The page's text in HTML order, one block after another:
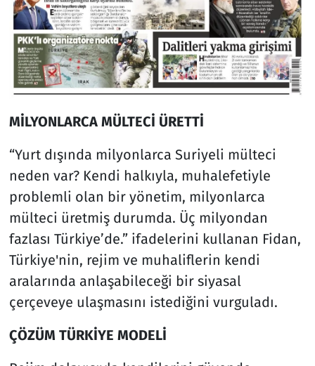
MİLYONLARCA MÜLTECİ ÜRETTİ
“Yurt dışında milyonlarca Suriyeli mülteci
neden var? Kendi halkıyla, muhalefetiyle
problemli olan bir yönetim, milyonlarca
mülteci üretmiş durumda. Üç milyondan
fazlası Türkiye’de.” ifadelerini kullanan Fidan,
Türkiye'nin, rejim ve muhaliflerin kendi
aralarında anlaşabileceği bir siyasal
çerçeveye ulaşmasını istediğini vurguladı.
ÇÖZÜM TÜRKİYE MODELİ